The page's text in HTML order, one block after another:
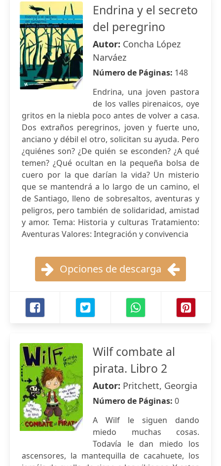
Endrina y el secreto
del peregrino
Autor: Concha López
Narváez
Número de Páginas: 148
Endrina, una joven pastora
de los valles pirenaicos, oye
gritos en la niebla poco antes de volver a casa.
Dos extraños peregrinos, joven y fuerte uno,
anciano y débil el otro, solicitan su ayuda. Pero
¿quiénes son? ¿De quién se esconden? ¿A qué
temen? ¿Qué ocultan en la pequeña bolsa de
cuero por la que darían la vida? Un misterio
que se mantendrá a lo largo de un camino, el
de Santiago, lleno de sobresaltos, aventuras y
peligros, pero también de solidaridad, amistad
y amor. Tema: Historia y culturas Tratamiento:
Aventuras Valores: Integración y convivencia
Opciones de descarga
Wilf combate al
pirata. Libro 2
Autor: Pritchett, Georgia
Número de Páginas: 0
A Wilf le siguen dando
miedo muchas cosas.
Todavía le dan miedo los
ascensores, la mantequilla de cacahuete, los